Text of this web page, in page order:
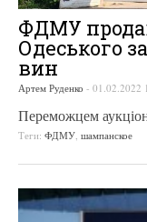
ФДМУ
Одеського
вин
Артем Руденко - 01.02.2022
Переможцем
Теги: ФДМУ шампанское